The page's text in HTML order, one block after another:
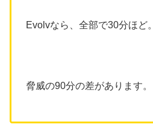
Evolvなら、全部で30分ほど。
脅威の90分の差があります。